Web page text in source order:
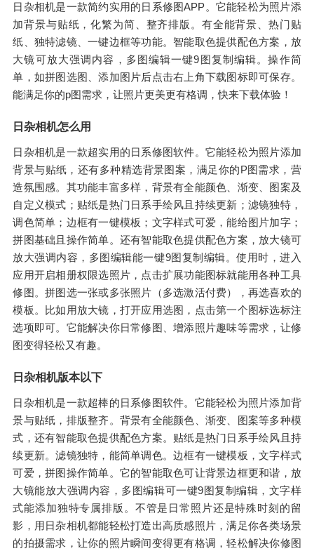
日杂相机是一款简约实用的日系修图APP。它能轻松为照片添
加背景与贴纸，化繁为简、整齐排版。有全能背景、热门贴
纸、独特滤镜、一键边框等功能。智能取色提供配色方案，放
大镜可放大强调内容，多图编辑一键9图复制编辑。操作简
单，如拼图选图、添加图片后点击右上角下载图标即可保存。
能满足你的p图需求，让照片更美更有格调，快来下载体验！
日杂相机怎么用
日杂相机是一款超实用的日系修图软件。它能轻松为照片添加
背景与贴纸，还有多种精选背景图案，满足你的P图需求，营
造氛围感。其功能丰富多样，背景有全能颜色、渐变、图案及
自定义模式；贴纸是热门日系手绘风且持续更新；滤镜独特，
调色简单；边框有一键模板；文字样式可爱，能给图片加字；
拼图基础且操作简单。还有智能取色提供配色方案，放大镜可
放大强调内容，多图编辑能一键9图复制编辑。使用时，进入
应用开启相册权限选照片，点击扩展功能图标就能用各种工具
修图。拼图选一张或多张照片（多选激活付费），再选喜欢的
模板。比如用放大镜，打开应用选图，点击第一个图标选标注
选项即可。它能解决你日常修图、增添照片趣味等需求，让修
图变得轻松又有趣。
日杂相机版本以下
日杂相机是一款超棒的日系修图软件。它能轻松为照片添加背
景与贴纸，排版整齐。背景有全能颜色、渐变、图案等多种模
式，还有智能取色提供配色方案。贴纸是热门日系手绘风且持
续更新。滤镜独特，能简单调色。边框有一键模板，文字样式
可爱，拼图操作简单。它的智能取色可让背景边框更和谐，放
大镜能放大强调内容，多图编辑可一键9图复制编辑，文字样
式能添加独特专属排版。不管是日常照片还是特殊时刻的留
影，用日杂相机都能轻松打造出高质感照片，满足你各类场景
的拍摄需求，让你的照片瞬间变得更有格调，轻松解决你修图